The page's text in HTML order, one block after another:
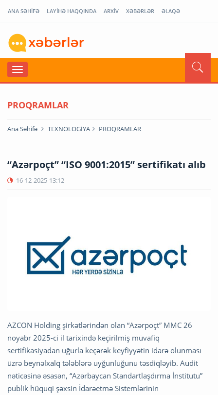
ANA SƏHİFƏ LAYİHƏ HAQQINDA ARXİV XƏBƏRLƏR ƏLAQƏ
PROQRAMLAR
Ana Səhifə TEXNOLOGİYA PROQRAMLAR
“Azərpoçt” “ISO 9001:2015” sertifikatı alıb
16-12-2025 13:12
AZCON Holding şirkətlərindən olan “Azərpoçt” MMC 26
noyabr 2025-ci il tarixində keçirilmiş müvafiq
sertifikasiyadan uğurla keçərək keyfiyyətin idarə olunması
üzrə beynəlxalq tələblərə uyğunluğunu təsdiqləyib. Audit
nəticəsinə əsasən, “Azərbaycan Standartlaşdırma İnstitutu”
publik hüquqi şəxsin İdarəetmə Sistemlərinin